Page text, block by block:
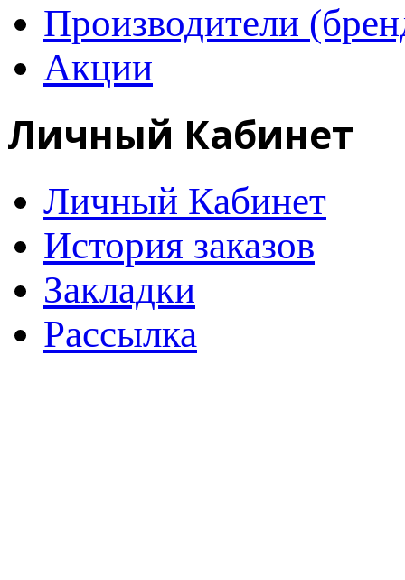
Производители
Акции
Личный Кабинет
Личный Кабинет
История заказов
Закладки
Рассылка